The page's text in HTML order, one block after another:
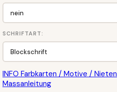
SCHRIFTART:
INFO Farbkarten / Motive / Nieten
Massanleitung